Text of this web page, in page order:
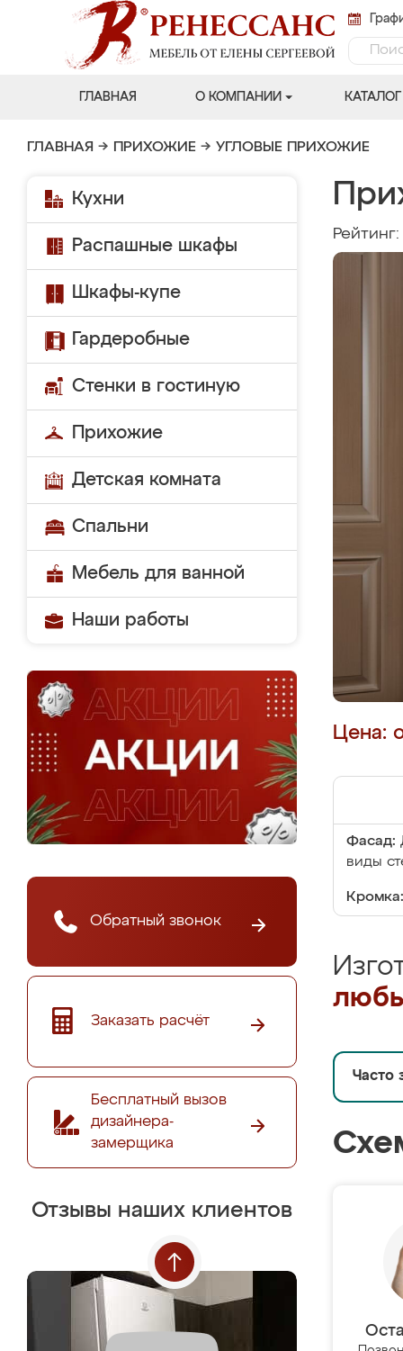
ГЛАВНАЯ О КОМПАНИИ КАТАЛОГ
ГЛАВНАЯ → ПРИХОЖИЕ → УГЛОВЫЕ ПРИХОЖИЕ
Кухни
Распашные шкафы
Шкафы-купе
Гардеробные
Стенки в гостиную
Прихожие
Детская комната
Спальни
Мебель для ванной
Наши работы
Обратный звонок
Заказать расчёт
Бесплатный вызов
дизайнера-
замерщика
Отзывы наших клиентов
Рейтинг:
Цена:
Фасад:
виды
Кромка:
Часто